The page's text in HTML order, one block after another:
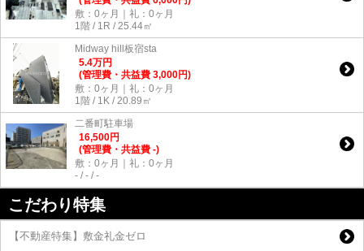
敷：0ヶ月｜礼：0ヶ月
1階 / 1R / 25.44㎡
Midway hill板宿sta
5.4万円
(管理費・共益費 3,000円)
敷：0ヶ月｜礼：0ヶ月
1階 / 1K / 20.89㎡
二番町駐車場
16,500円
(管理費・共益費 -)
敷：0ヶ月｜礼：0ヶ月
- / - / -
こだわり特集
【不動産特集】敷金礼金ゼロ